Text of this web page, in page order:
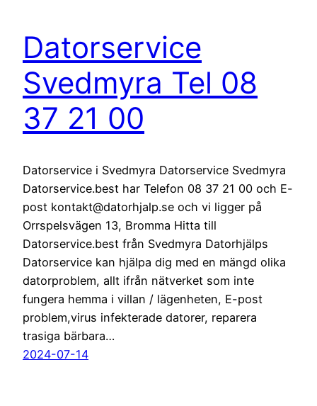
Datorservice
Svedmyra Tel 08
37 21 00
Datorservice i Svedmyra Datorservice Svedmyra
Datorservice.best har Telefon 08 37 21 00 och E-
post kontakt@datorhjalp.se och vi ligger på
Orrspelsvägen 13, Bromma Hitta till
Datorservice.best från Svedmyra Datorhjälps
Datorservice kan hjälpa dig med en mängd olika
datorproblem, allt ifrån nätverket som inte
fungera hemma i villan / lägenheten, E-post
problem,virus infekterade datorer, reparera
trasiga bärbara…
2024-07-14